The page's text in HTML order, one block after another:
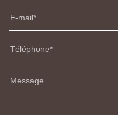
E-mail
Téléphone
Message